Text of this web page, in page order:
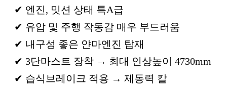
✔ 엔진, 밋션 상태 특A급
✔ 유압 및 주행 작동감 매우 부드러움
✔ 내구성 좋은 얀마엔진 탑재
✔ 3단마스트 장착 → 최대 인상높이 4730mm
✔ 습식브레이크 적용 → 제동력 칼